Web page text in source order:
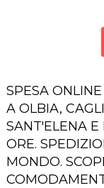
SPESA
A OLBIA,
SANT'ELENA
ORE.
MONDO.